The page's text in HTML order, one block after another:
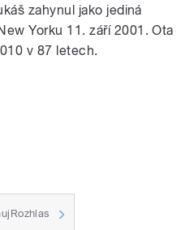
zahynul jako jediná
Yorku 11. září 2001. Ota
v 87 letech.